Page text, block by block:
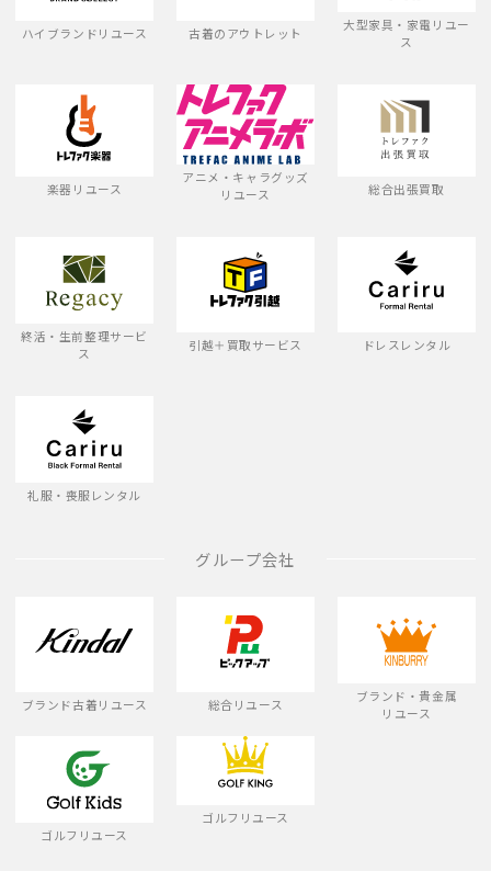
ハイブランドリユース 古着のアウトレット
大型家具・家電リユー
ス
楽器リユース
アニメ・キャラグッズ
リユース
総合出張買取
終活・生前整理サービ
ス
引越＋買取サービス ドレスレンタル
礼服・喪服レンタル
グループ会社
ブランド古着リユース 総合リユース
ブランド・貴金属
リユース
ゴルフリユース
ゴルフリユース